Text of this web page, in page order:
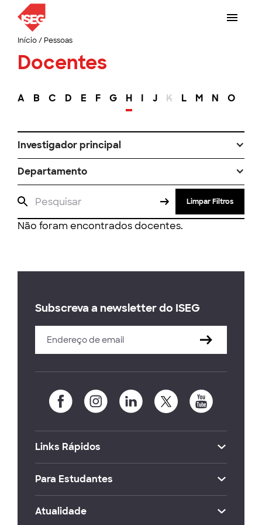
Início/ Pessoas
Docentes
A B C D E F G H I J K L M N O
Investigador principal
Departamento
Limpar Filtros
Não foram encontrados docentes.
Subscreva a newsletter do ISEG
Links Rápidos
Para Estudantes
Atualidade